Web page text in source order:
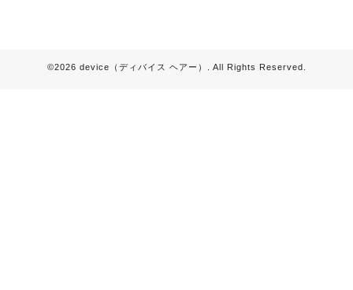
©2026 device（ディバイス ヘアー） . All Rights Reserved.